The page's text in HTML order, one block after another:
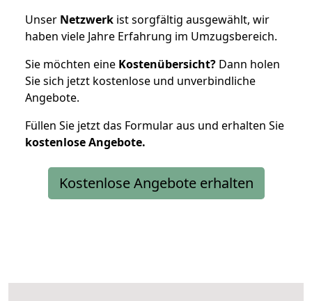
Unser Netzwerk ist sorgfältig ausgewählt, wir
haben viele Jahre Erfahrung im Umzugsbereich.
Sie möchten eine Kostenübersicht? Dann holen
Sie sich jetzt kostenlose und unverbindliche
Angebote.
Füllen Sie jetzt das Formular aus und erhalten Sie
kostenloseAngebote.
Kostenlose Angebote erhalten